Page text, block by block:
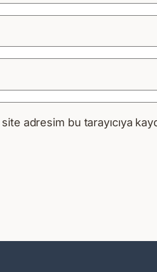
adresim bu tarayıcıya